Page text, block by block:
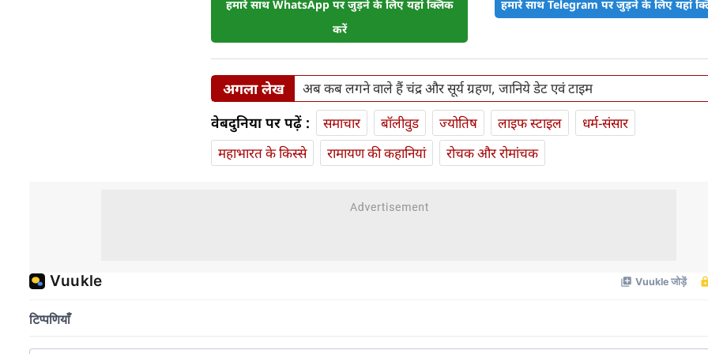
हमारे साथ WhatsApp पर जुड़ने के लिए यहां क्लिक
करें
हमारे साथ Telegram पर जुड़ने के लिए यहां
अगला लेख अब कब लगने वाले हैं चंद्र और सूर्य ग्रहण, जानिये डेट एवं टाइम
वेबदुनिया पर पढ़ें : समाचार बॉलीवुड ज्योतिष लाइफ स्‍टाइल
धर्म-संसार
महाभारत के किस्से
रामायण की कहानियां रोचक और रोमांचक